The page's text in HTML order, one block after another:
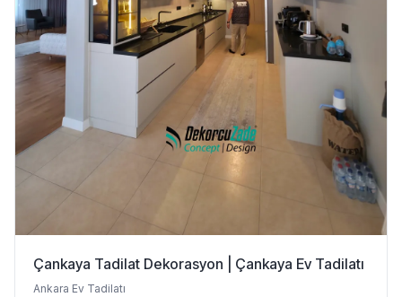
Çankaya Tadilat Dekorasyon | Çankaya Ev Tadilatı
Ankara Ev Tadilatı